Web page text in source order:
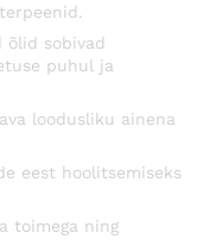
sobivad
puhul ja
loodusliku ainena
eest hoolitsemiseks
toimega ning